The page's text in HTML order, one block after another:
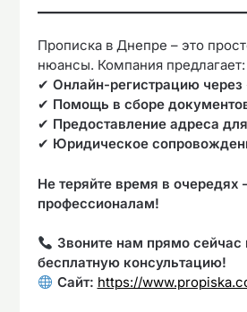
Прописка в Днепре – это
нюансы. Компания предлагает:
✔Онлайн-регистрацию
✔ Помощь в сборе
✔ Предоставление адреса
✔ Юридическое
Не теряйте время в очередях
профессионалам!
Звоните нам прямо сейчас
бесплатную консультацию!
Сайт: https://